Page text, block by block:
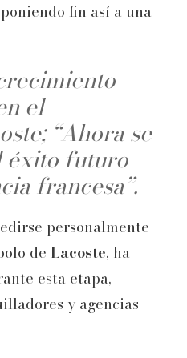
fin así a una
el
“Ahora se
éxito futuro
francesa”.
personalmente
de Lacoste, ha
esta etapa,
y agencias